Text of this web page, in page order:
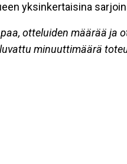
yksinkertaisina
otteluiden määrää ja
minuuttimäärä